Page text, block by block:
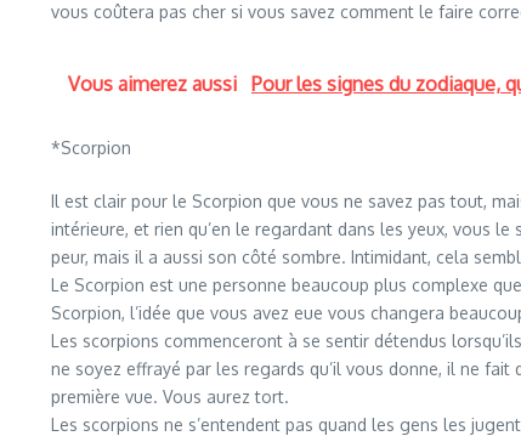
vous coûtera pas cher si vous savez comment le faire
Vous aimerez aussi Pour les signes du zodiaque,
*Scorpion
Il est clair pour le Scorpion que vous ne savez pas tout,
intérieure, et rien qu’en le regardant dans les yeux, vous
peur, mais il a aussi son côté sombre. Intimidant, cela
Le Scorpion est une personne beaucoup plus complexe
Scorpion, l’idée que vous avez eue vous changera
Les scorpions commenceront à se sentir détendus
ne soyez effrayé par les regards qu’il vous donne, il ne
première vue. Vous aurez tort.
Les scorpions ne s’entendent pas quand les gens les